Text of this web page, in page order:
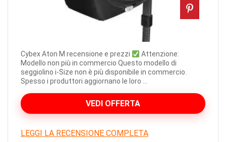
Cybex Aton M recensione e prezzi
Attenzione:
Modello non più in commercio Questo modello di
seggiolino i-Size non è più disponibile in commercio.
Spesso i produttori aggiornano le loro ...
VEDI OFFERTA
LEGGI LA RECENSIONE COMPLETA